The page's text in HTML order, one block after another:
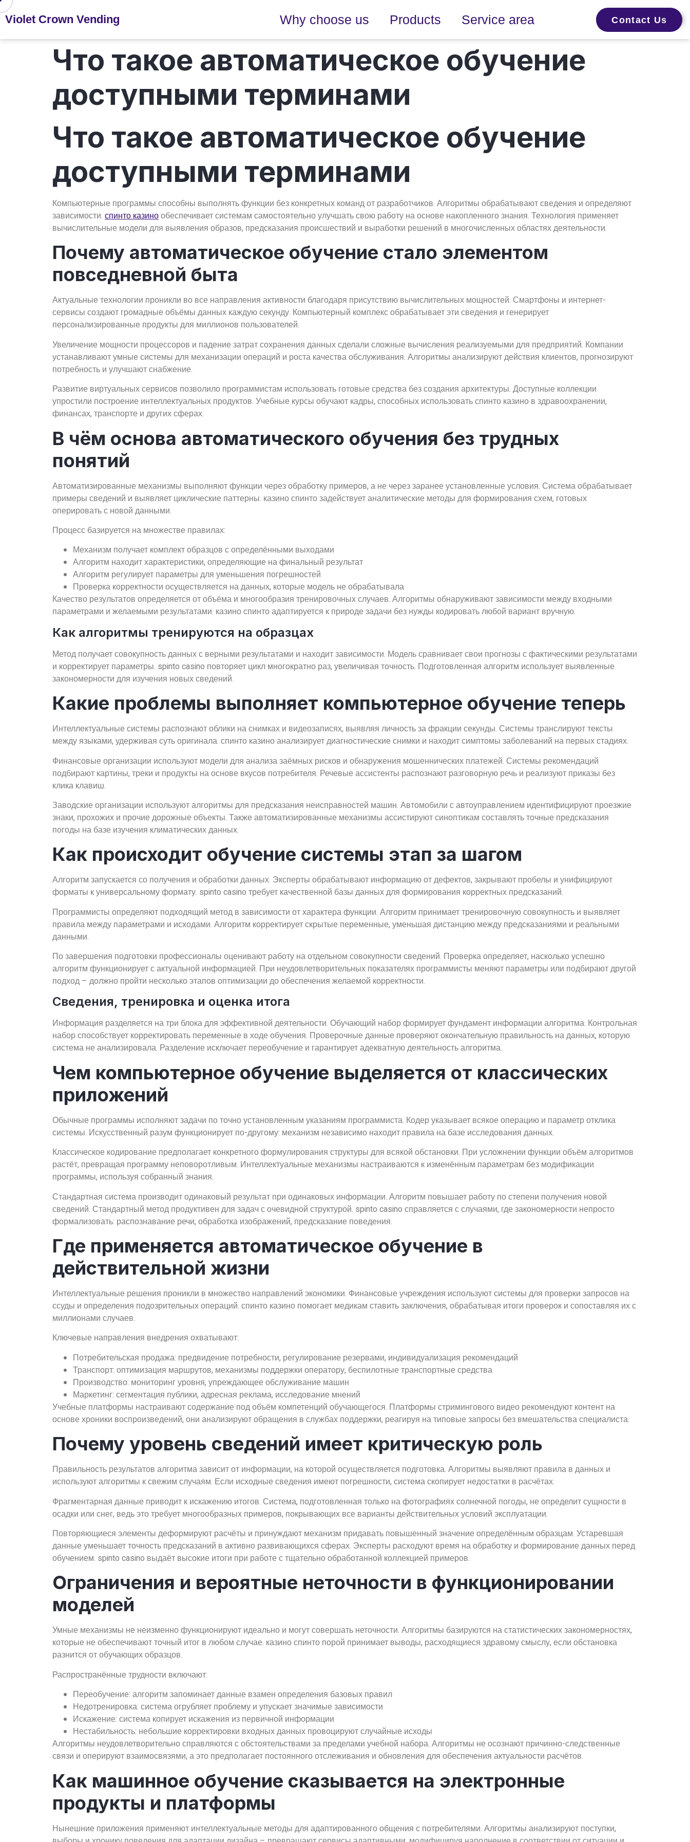
Violet Crown Vending Why choose us Products Service area Contact Us
Что такое автоматическое обучение
доступными терминами
Что такое автоматическое обучение
доступными терминами
Компьютерные программы способны выполнять функции без конкретных команд от разработчиков. Алгоритмы обрабатывают сведения и определяют
зависимости. спинто казинообеспечивает системам самостоятельно улучшать свою работу на основе накопленного знания. Технология применяет
вычислительные модели для выявления образов, предсказания происшествий и выработки решений в многочисленных областях деятельности.
Почему автоматическое обучение стало элементом
повседневной быта
Актуальные технологии проникли во все направления активности благодаря присутствию вычислительных мощностей. Смартфоны и интернет-
сервисы создают громадные объёмы данных каждую секунду. Компьютерный комплекс обрабатывает эти сведения и генерирует
персонализированные продукты для миллионов пользователей.
Увеличение мощности процессоров и падение затрат сохранения данных сделали сложные вычисления реализуемыми для предприятий. Компании
устанавливают умные системы для механизации операций и роста качества обслуживания. Алгоритмы анализируют действия клиентов, прогнозируют
потребность и улучшают снабжение.
Развитие виртуальных сервисов позволило программистам использовать готовые средства без создания архитектуры. Доступные коллекции
упростили построение интеллектуальных продуктов. Учебные курсы обучают кадры, способных использовать спинто казино в здравоохранении,
финансах, транспорте и других сферах.
В чём основа автоматического обучения без трудных
понятий
Автоматизированные механизмы выполняют функции через обработку примеров, а не через заранее установленные условия. Система обрабатывает
примеры сведений и выявляет циклические паттерны. казино спинто задействует аналитические методы для формирования схем, готовых
оперировать с новой данными.
Процесс базируется на множестве правилах:
Механизм получает комплект образцов с определёнными выходами
Алгоритм находит характеристики, определяющие на финальный результат
Алгоритм регулирует параметры для уменьшения погрешностей
Проверка корректности осуществляется на данных, которые модель не обрабатывала
Качество результатов определяется от объёма и многообразия тренировочных случаев. Алгоритмы обнаруживают зависимости между входными
параметрами и желаемыми результатами. казино спинто адаптируется к природе задачи без нужды кодировать любой вариант вручную.
Как алгоритмы тренируются на образцах
Метод получает совокупность данных с верными результатами и находит зависимости. Модель сравнивает свои прогнозы с фактическими результатами
и корректирует параметры. spinto casino повторяет цикл многократно раз, увеличивая точность. Подготовленная алгоритм использует выявленные
закономерности для изучения новых сведений.
Какие проблемы выполняет компьютерное обучение теперь
Интеллектуальные системы распознают облики на снимках и видеозаписях, выявляя личность за фракции секунды. Системы транслируют тексты
между языками, удерживая суть оригинала. спинто казино анализирует диагностические снимки и находит симптомы заболеваний на первых стадиях.
Финансовые организации используют модели для анализа заёмных рисков и обнаружения мошеннических платежей. Системы рекомендаций
подбирают картины, треки и продукты на основе вкусов потребителя. Речевые ассистенты распознают разговорную речь и реализуют приказы без
клика клавиш.
Заводские организации используют алгоритмы для предсказания неисправностей машин. Автомобили с автоуправлением идентифицируют проезжие
знаки, прохожих и прочие дорожные объекты. Также автоматизированные механизмы ассистируют синоптикам составлять точные предсказания
погоды на базе изучения климатических данных.
Как происходит обучение системы этап за шагом
Алгоритм запускается со получения и обработки данных. Эксперты обрабатывают информацию от дефектов, закрывают пробелы и унифицируют
форматы к универсальному формату. spinto casino требует качественной базы данных для формирования корректных предсказаний.
Программисты определяют подходящий метод в зависимости от характера функции. Алгоритм принимает тренировочную совокупность и выявляет
правила между параметрами и исходами. Алгоритм корректирует скрытые переменные, уменьшая дистанцию между предсказаниями и реальными
данными.
По завершения подготовки профессионалы оценивают работу на отдельном совокупности сведений. Проверка определяет, насколько успешно
алгоритм функционирует с актуальной информацией. При неудовлетворительных показателях программисты меняют параметры или подбирают другой
подход – должно пройти несколько этапов оптимизации до обеспечения желаемой корректности.
Сведения, тренировка и оценка итога
Информация разделяется на три блока для эффективной деятельности. Обучающий набор формирует фундамент информации алгоритма. Контрольная
набор способствует корректировать переменные в ходе обучения. Проверочные данные проверяют окончательную правильность на данных, которую
система не анализировала. Разделение исключает переобучение и гарантирует адекватную деятельность алгоритма.
Чем компьютерное обучение выделяется от классических
приложений
Обычные программы исполняют задачи по точно установленным указаниям программиста. Кодер указывает всякое операцию и параметр отклика
системы. Искусственный разум функционирует по-другому: механизм независимо находит правила на базе исследования данных.
Классическое кодирование предполагает конкретного формулирования структуры для всякой обстановки. При усложнении функции объём алгоритмов
растёт, превращая программу неповоротливым. Интеллектуальные механизмы настраиваются к изменённым параметрам без модификации
программы, используя собранный знания.
Стандартная система производит одинаковый результат при одинаковых информации. Алгоритм повышает работу по степени получения новой
сведений. Стандартный метод продуктивен для задач с очевидной структурой. spinto casino справляется с случаями, где закономерности непросто
формализовать: распознавание речи, обработка изображений, предсказание поведения.
Где применяется автоматическое обучение в
действительной жизни
Интеллектуальные решения проникли в множество направлений экономики. Финансовые учреждения используют системы для проверки запросов на
ссуды и определения подозрительных операций. спинто казино помогает медикам ставить заключения, обрабатывая итоги проверок и сопоставляя их с
миллионами случаев.
Ключевые направления внедрения охватывают:
Потребительская продажа: предвидение потребности, регулирование резервами, индивидуализация рекомендаций
Транспорт: оптимизация маршрутов, механизмы поддержки оператору, беспилотные транспортные средства
Производство: мониторинг уровня, упреждающее обслуживание машин
Маркетинг: сегментация публики, адресная реклама, исследование мнений
Учебные платформы настраивают содержание под объём компетенций обучающегося. Платформы стримингового видео рекомендуют контент на
основе хроники воспроизведений, они анализируют обращения в службах поддержки, реагируя на типовые запросы без вмешательства специалиста.
Почему уровень сведений имеет критическую роль
Правильность результатов алгоритма зависит от информации, на которой осуществляется подготовка. Алгоритмы выявляют правила в данных и
используют алгоритмы к свежим случаям. Если исходные сведения имеют погрешности, система скопирует недостатки в расчётах.
Фрагментарная данные приводит к искажению итогов. Система, подготовленная только на фотографиях солнечной погоды, не определит сущности в
осадки или снег, ведь это требует многообразных примеров, покрывающих все варианты действительных условий эксплуатации.
Повторяющиеся элементы деформируют расчёты и принуждают механизм придавать повышенный значение определённым образцам. Устаревшая
данные уменьшает точность предсказаний в активно развивающихся сферах. Эксперты расходуют время на обработку и формирование данных перед
обучением. spinto casino выдаёт высокие итоги при работе с тщательно обработанной коллекцией примеров.
Ограничения и вероятные неточности в функционировании
моделей
Умные механизмы не неизменно функционируют идеально и могут совершать неточности. Алгоритмы базируются на статистических закономерностях,
которые не обеспечивают точный итог в любом случае. казино спинто порой принимает выводы, расходящиеся здравому смыслу, если обстановка
разнится от обучающих образцов.
Распространённые трудности включают:
Переобучение: алгоритм запоминает данные взамен определения базовых правил
Недотренировка: система огрубляет проблему и упускает значимые зависимости
Искажение: система копирует искажения из первичной информации
Нестабильность: небольшие корректировки входных данных провоцируют случайные исходы
Алгоритмы неудовлетворительно справляются с обстоятельствами за пределами учебной набора. Алгоритмы не осознают причинно-следственные
связи и оперируют взаимосвязями, а это предполагает постоянного отслеживания и обновления для обеспечения актуальности расчётов.
Как машинное обучение сказывается на электронные
продукты и платформы
Нынешние приложения применяют интеллектуальные методы для адаптированного общения с потребителями. Алгоритмы анализируют поступки,